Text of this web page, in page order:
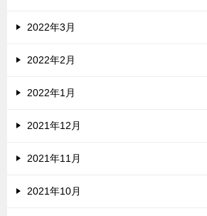
2022年3月
2022年2月
2022年1月
2021年12月
2021年11月
2021年10月